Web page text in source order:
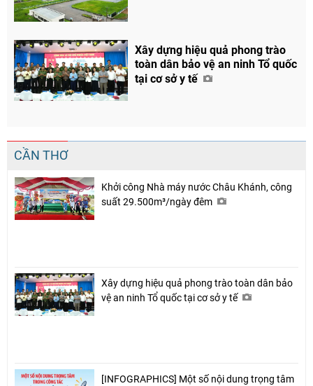
Xây dựng hiệu quả phong trào
toàn dân bảo vệ an ninh Tổ quốc
tại cơ sở y tế
CẦN THƠ
Khởi công Nhà máy nước Châu Khánh, công
suất 29.500m³/ngày đêm
Xây dựng hiệu quả phong trào toàn dân bảo
vệ an ninh Tổ quốc tại cơ sở y tế
[INFOGRAPHICS] Một số nội dung trọng tâm